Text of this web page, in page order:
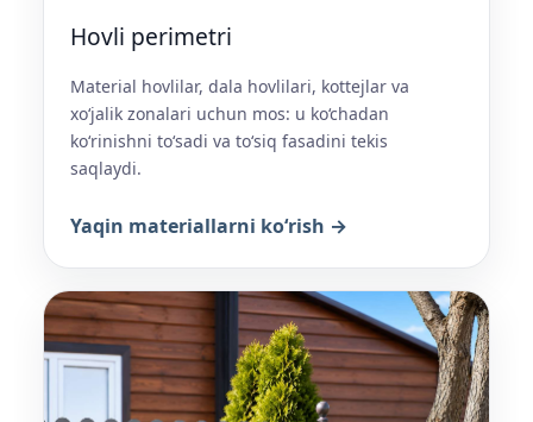
Hovli perimetri
Material hovlilar, dala hovlilari, kottejlar va
xo‘jalik zonalari uchun mos: u ko‘chadan
ko‘rinishni to‘sadi va to‘siq fasadini tekis
saqlaydi.
Yaqin materiallarni ko‘rish →